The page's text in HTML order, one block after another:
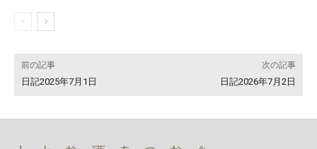
前の記事
日記2025年7月1日
次の記事
日記2026年7月2日